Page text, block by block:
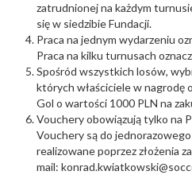
zatrudnionej na każdym
się w siedzibie Fundacji.
Praca na jednym wydarzeniu
Praca na kilku turnusach
Spośród wszystkich losów,
których właściciele w nagrodę
Gol o wartości 1000 PLN na
Vouchery obowiązują tylko na
Vouchery są do
realizowane poprzez złożenia
mail: